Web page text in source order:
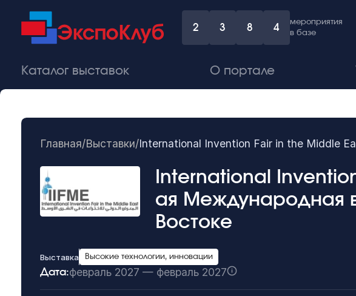
2 3 8 4
мероприятия
в базе
Каталог выставок О портале
Главная/Выставки/International Invention Fair in the Middle
International
ая Международная
Востоке
Выставка Высокие технологии, инновации
Дата:февраль 2027 — февраль 2027